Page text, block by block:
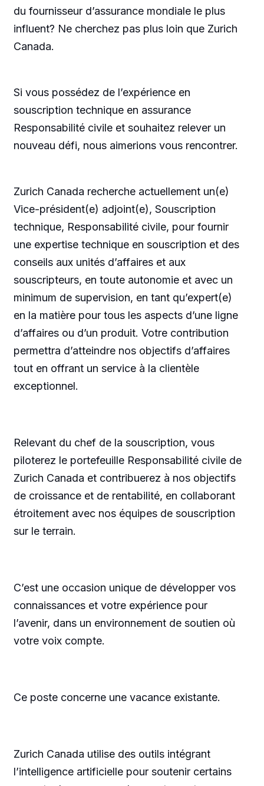
du fournisseur d’assurance mondiale le plus
influent? Ne cherchez pas plus loin que Zurich
Canada.
Si vous possédez de l’expérience en
souscription technique en assurance
Responsabilité civile et souhaitez relever un
nouveau défi, nous aimerions vous rencontrer.
Zurich Canada recherche actuellement un(e)
Vice-président(e) adjoint(e), Souscription
technique, Responsabilité civile, pour fournir
une expertise technique en souscription et des
conseils aux unités d’affaires et aux
souscripteurs, en toute autonomie et avec un
minimum de supervision, en tant qu’expert(e)
en la matière pour tous les aspects d’une ligne
d’affaires ou d’un produit. Votre contribution
permettra d’atteindre nos objectifs d’affaires
tout en offrant un service à la clientèle
exceptionnel.
Relevant du chef de la souscription, vous
piloterez le portefeuille Responsabilité civile de
Zurich Canada et contribuerez à nos objectifs
de croissance et de rentabilité, en collaborant
étroitement avec nos équipes de souscription
sur le terrain.
C’est une occasion unique de développer vos
connaissances et votre expérience pour
l’avenir, dans un environnement de soutien où
votre voix compte.
Ce poste concerne une vacance existante.
Zurich Canada utilise des outils intégrant
l’intelligence artificielle pour soutenir certains